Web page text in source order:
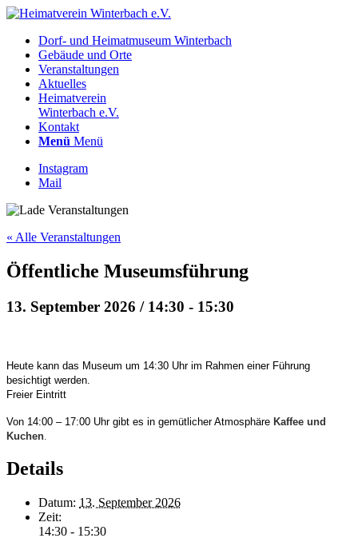
Dorf- und Heimatmuseum Winterbach
Gebäude und Orte
Veranstaltungen
Aktuelles
Heimatverein
Winterbach e.V.
Kontakt
Menü Menü
Instagram
Mail
« Alle Veranstaltungen
Öffentliche Museumsführung
13. September 2026 / 14:30 - 15:30
Heute kann das Museum um 14:30 Uhr im Rahmen einer Führung
besichtigt werden.
Freier Eintritt
Von 14:00 – 17:00 Uhr gibt es in gemütlicher Atmosphäre Kaffee und
Kuchen
Details
Datum: 13. September 2026
Zeit:
14:30 - 15:30